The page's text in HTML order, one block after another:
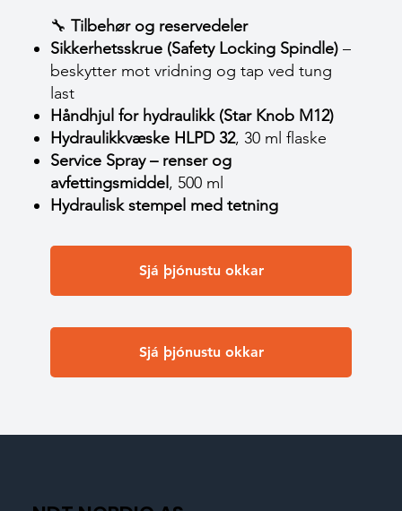
🔧 Tilbehør og reservedeler
Sikkerhetsskrue (Safety Locking Spindle) –
beskytter mot vridning og tap ved tung
last
Håndhjul for hydraulikk (Star Knob M12)
Hydraulikkvæske HLPD 32, 30 ml flaske
Service Spray – renser og
avfettingsmiddel , 500 ml
Hydraulisk stempel med tetning
Sjá þjónustu okkar
Sjá þjónustu okkar